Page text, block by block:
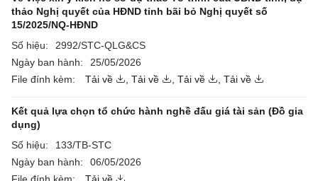
thảo Nghị quyết của HĐND tỉnh bãi bỏ Nghị quyết số
15/2025/NQ-HĐND
Số hiệu:
2992/STC-QLG&CS
Ngày ban hành:
25/05/2026
File đính kèm:
Tải về Tải về Tải về Tải về
Kết quả lựa chọn tổ chức hành nghề đấu giá tài sản (Đồ gia
dụng)
Số hiệu:
133/TB-STC
Ngày ban hành:
06/05/2026